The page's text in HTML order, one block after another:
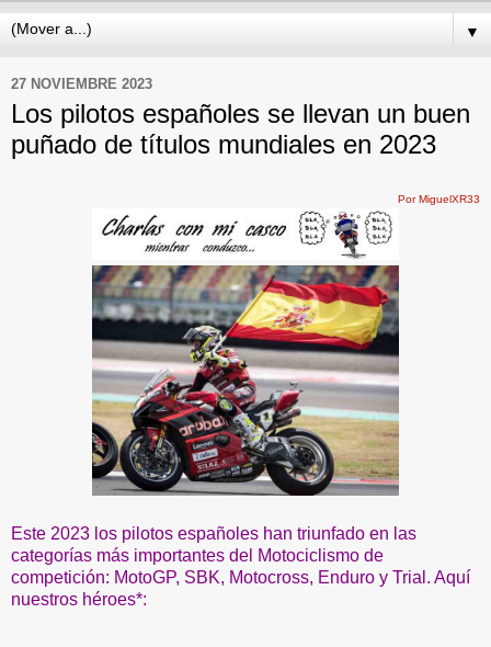
▼
27 NOVIEMBRE 2023
Los pilotos españoles se llevan un buen
puñado de títulos mundiales en 2023
Por MiguelXR33
Este 2023 los pilotos españoles han triunfado en las
categorías más importantes del Motociclismo de
competición: MotoGP, SBK, Motocross, Enduro y Trial. Aquí
nuestros héroes*: